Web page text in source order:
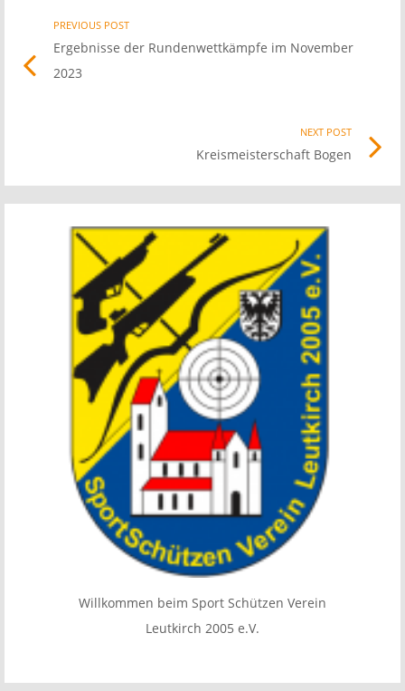
Post
navigation
PREVIOUS POST
Ergebnisse der Rundenwettkämpfe im November
2023
NEXT POST
Kreismeisterschaft Bogen
link
Willkommen beim Sport Schützen Verein
Leutkirch 2005 e.V.